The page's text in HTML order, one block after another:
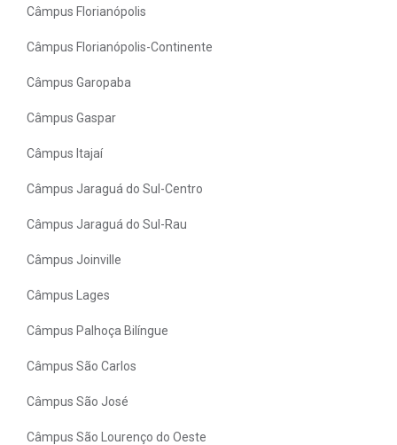
Câmpus Florianópolis
Câmpus Florianópolis-Continente
Câmpus Garopaba
Câmpus Gaspar
Câmpus Itajaí
Câmpus Jaraguá do Sul-Centro
Câmpus Jaraguá do Sul-Rau
Câmpus Joinville
Câmpus Lages
Câmpus Palhoça Bilíngue
Câmpus São Carlos
Câmpus São José
Câmpus São Lourenço do Oeste